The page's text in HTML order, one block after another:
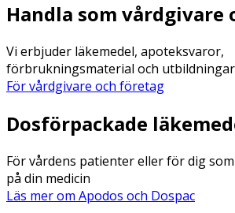
Handla som vårdgivare
Vi erbjuder läkemedel, apoteksvaror,
förbrukningsmaterial och
För vårdgivare och företag
Dosförpackade
För vårdens patienter eller för dig
på din medicin
Läs mer om Apodos och Dospac